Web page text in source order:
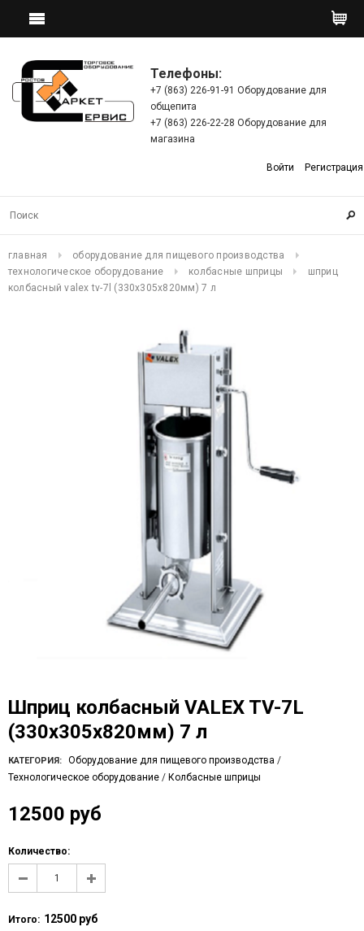
Телефоны:
+7 (863) 226-91-91 Оборудование для
общепита
+7 (863) 226-22-28 Оборудование для
магазина
Войти Регистрация
главная
оборудование для пищевого производства
технологическое оборудование
колбасные шприцы
шприц
колбасный valex tv-7l (330х305х820мм) 7 л
Шприц колбасный VALEX TV-7L
(330х305х820мм) 7 л
КАТЕГОРИЯ: Оборудование для пищевого производства /
Технологическое оборудование / Колбасные шприцы
12500 руб
Количество:
Итого: 12500 руб